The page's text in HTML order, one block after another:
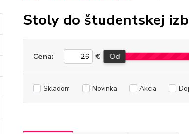
Stoly do študentskej
Cena: € Od
Skladom Novinka Akcia